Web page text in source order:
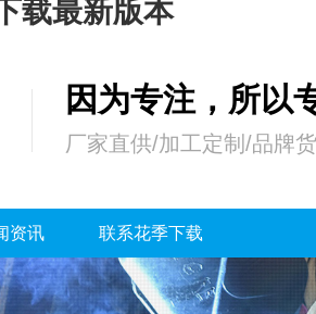
载最新版本
因为专注，所以
厂家直供/加工定制/品牌
资讯 联系花季下载